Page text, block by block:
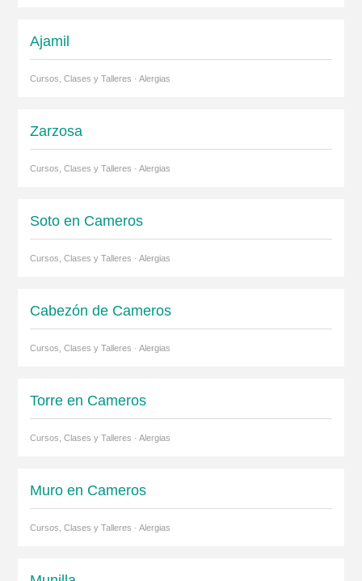
Ajamil
Cursos, Clases y Talleres · Alergias
Zarzosa
Cursos, Clases y Talleres · Alergias
Soto en Cameros
Cursos, Clases y Talleres · Alergias
Cabezón de Cameros
Cursos, Clases y Talleres · Alergias
Torre en Cameros
Cursos, Clases y Talleres · Alergias
Muro en Cameros
Cursos, Clases y Talleres · Alergias